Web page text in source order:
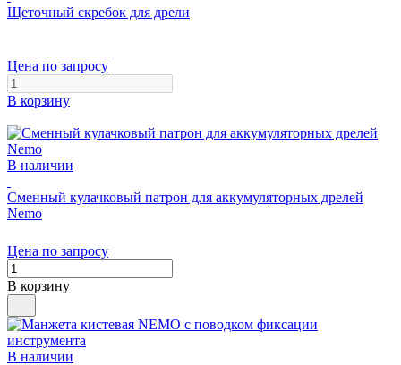
Щеточный скребок для дрели
Цена по запросу
В корзину
В наличии
Сменный кулачковый патрон для аккумуляторных дрелей
Nemo
Цена по запросу
В корзину
В наличии